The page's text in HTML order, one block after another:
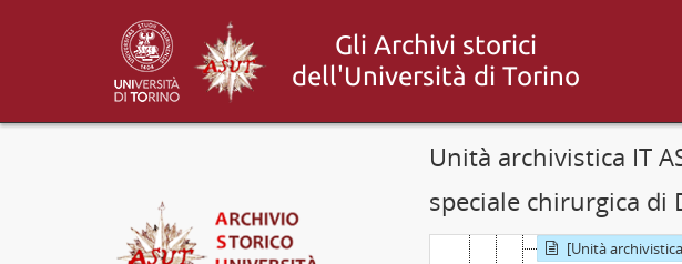
Unità archivistica IT
speciale chirurgica di
[Raccolta] Altri fondi
[Fondo] Bacchialoni,
[Fondo] Barocelli, Teresa,
[Fondo] Borio, Pier Sarre,
[Fondo] Cicco, Giovanni,
[Serie] Dispense dei
[Unità